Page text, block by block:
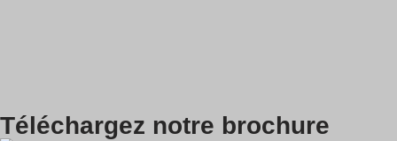
Téléchargez notre brochure